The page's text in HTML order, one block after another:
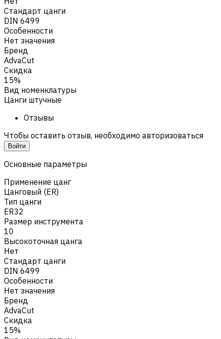
Стандарт цанги
DIN 6499
Особенности
Нет значения
Бренд
AdvaCut
Скидка
15%
Вид номенклатуры
Цанги штучные
Отзывы
Чтобы оставить отзыв, необходимо авторизоваться
Войти
Основные параметры
Применение цанг
Цанговый (ER)
Тип цанги
ER32
Размер инструмента
10
Высокоточная цанга
Нет
Стандарт цанги
DIN 6499
Особенности
Нет значения
Бренд
AdvaCut
Скидка
15%